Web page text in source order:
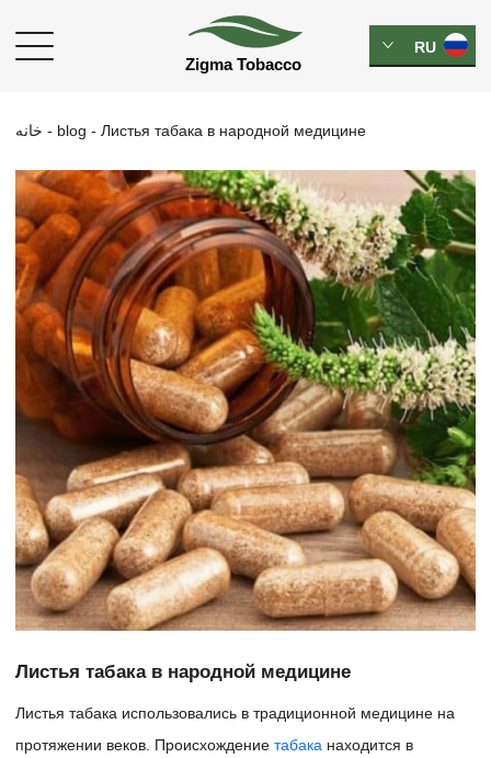
RU
خانه - blog - Листья табака в народной медицине
Листья табака в народной медицине
Листья табака использовались в традиционной медицине на
протяжении веков. Происхождение табака находится в